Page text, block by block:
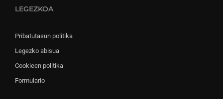
LEGEZKOA
Pribatutasun politika
Legezko abisua
Cookieen politika
Formulario